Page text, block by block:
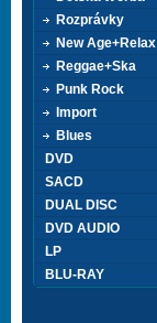
Rozprávky
New Age+Relax
Reggae+Ska
Punk Rock
Import
Blues
DVD
SACD
DUAL DISC
DVD AUDIO
LP
BLU-RAY